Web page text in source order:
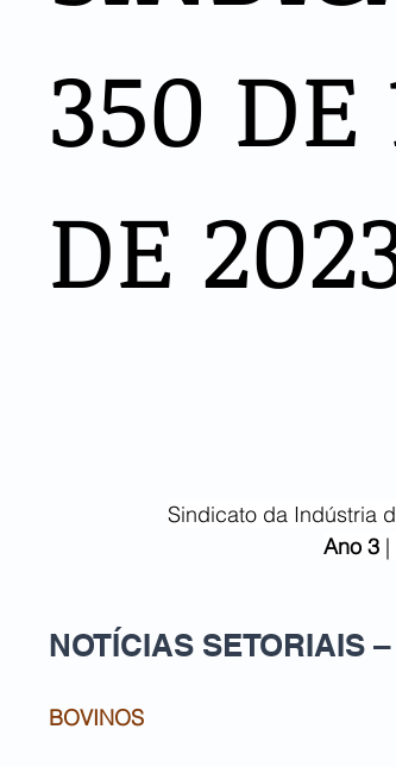
350 DE
DE
Sindicato da Indústria
Ano 3 |
NOTÍCIAS SETORIAIS
BOVINOS